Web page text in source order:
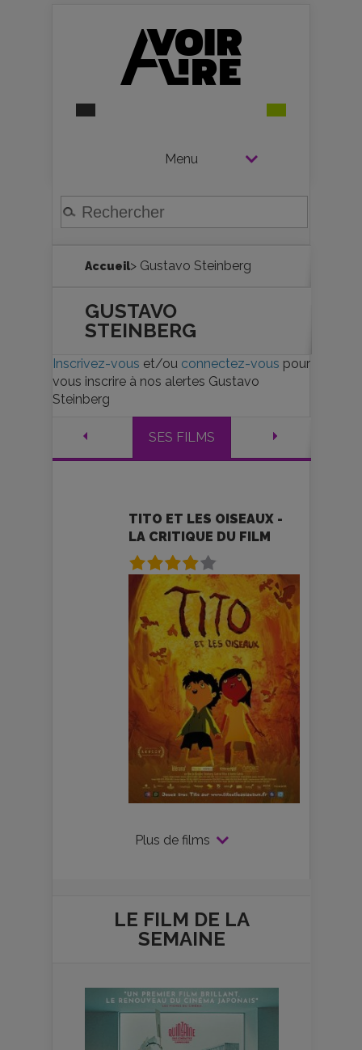
Menu
Accueil> Gustavo Steinberg
GUSTAVO
STEINBERG
Inscrivez-vous et/ou connectez-vous pour
vous inscrire à nos alertes Gustavo
Steinberg
SES FILMS
TITO ET LES OISEAUX -
LA CRITIQUE DU FILM
Plus de films
LE FILM DE LA
SEMAINE